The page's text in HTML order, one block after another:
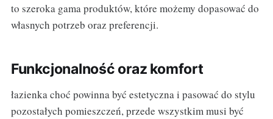
to szeroka gama produktów, które możemy dopasować do
własnych potrzeb oraz preferencji.
Funkcjonalność oraz komfort
łazienka choć powinna być estetyczna i pasować do stylu
pozostałych pomieszczeń, przede wszystkim musi być